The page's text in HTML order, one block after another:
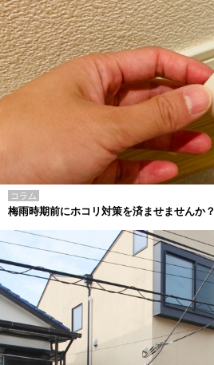
コラム
梅雨時期前にホコリ対策を済ませませんか？